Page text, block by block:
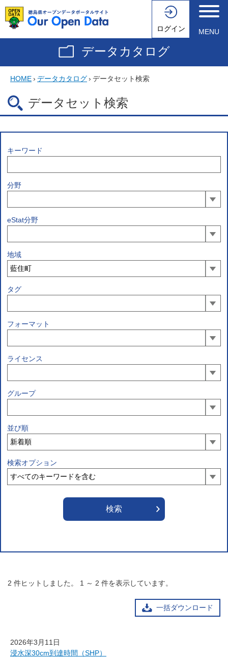
ログイン MENU
データカタログ
HOME› データカタログ› データセット検索
データセット検索
キーワード
分野
eStat分野
地域
タグ
フォーマット
ライセンス
グループ
並び順
検索オプション
2 件ヒットしました。 1 ～ 2 件を表示しています。
一括ダウンロード
2026年3月11日
浸水深30cm到達時間（SHP）